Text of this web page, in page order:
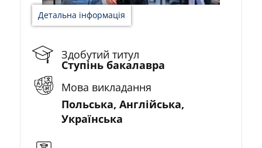
Детальна інформація
Здобутий титул
Ступінь бакалавра
Мова викладання
Польська, Англійська,
Українська